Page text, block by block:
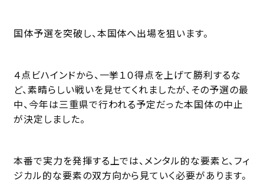
国体予選を突破し、本国体へ出場を狙います。
４点ビハインドから、一挙１０得点を上げて勝利するな
ど、素晴らしい戦いを見せてくれましたが、その予選の最
中、今年は三重県で行われる予定だった本国体の中止
が決定しました。
本番で実力を発揮する上では、メンタル的な要素と、フィ
ジカル的な要素の双方向から見ていく必要があります。